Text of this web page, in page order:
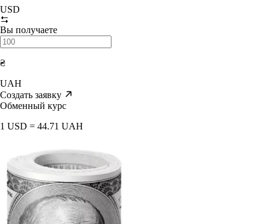
USD
Вы получаете
₴
UAH
Создать заявку
Обменный курс
1 USD = 44.71 UAH